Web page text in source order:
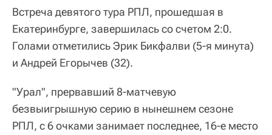
Встреча девятого тура РПЛ, прошедшая в
Екатеринбурге, завершилась со счетом 2:0.
Голами отметились Эрик Бикфалви (5-я минута)
и Андрей Егорычев (32).
"Урал", прервавший 8-матчевую
безвыигрышную серию в нынешнем сезоне
РПЛ, с 6 очками занимает последнее, 16-е место